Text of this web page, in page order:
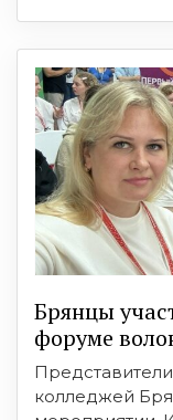
Брянцы
форуме
колледжей